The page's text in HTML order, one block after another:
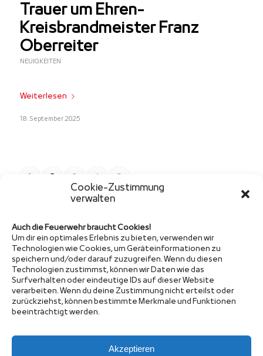
Cookie-Zustimmung
verwalten
Auch die Feuerwehr braucht Cookies!
Um dir ein optimales Erlebnis zu bieten, verwenden wir
Technologien wie Cookies, um Geräteinformationen zu
speichern und/oder darauf zuzugreifen. Wenn du diesen
Technologien zustimmst, können wir Daten wie das
Surfverhalten oder eindeutige IDs auf dieser Website
verarbeiten. Wenn du deine Zustimmung nicht erteilst oder
zurückziehst, können bestimmte Merkmale und Funktionen
beeinträchtigt werden.
Akzeptieren
Trauer um Ehren-
Kreisbrandmeister Franz
Oberreiter
NEUIGKEITEN
Weiterlesen
18. September 2025
1 2 3 4 5
Sponsor